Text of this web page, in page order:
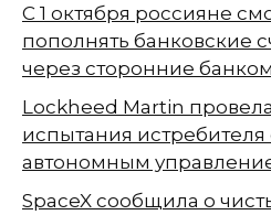
С 1 октября россияне
пополнять банковские
через сторонние
Lockheed Martin провела
испытания истребителя
автономным
SpaceX сообщила о